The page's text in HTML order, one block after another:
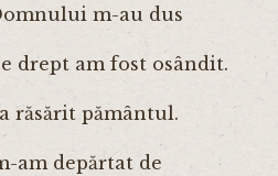
m-au dus
drept am fost osândit.
răsărit pământul.
am depărtat de